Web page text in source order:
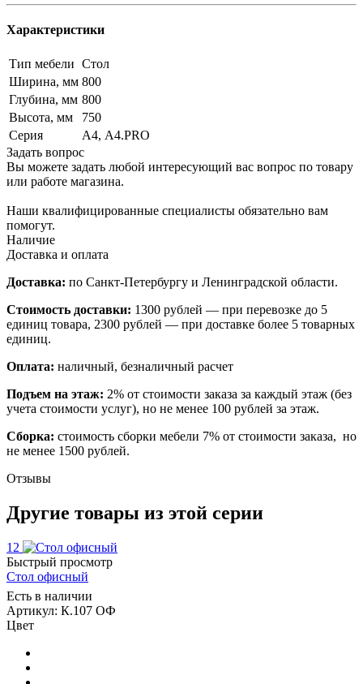
Характеристики
Тип мебели Стол
Ширина, мм 800
Глубина, мм 800
Высота, мм
750
Серия
А4, А4.PRO
Задать вопрос
Вы можете задать любой интересующий вас вопрос по товару
или работе магазина.
Наши квалифицированные специалисты обязательно вам
помогут.
Наличие
Доставка и оплата
Доставка: по Санкт-Петербургу и Ленинградской области.
Стоимость доставки: 1300 рублей — при перевозке до 5
единиц товара, 2300 рублей — при доставке более 5 товарных
единиц.
Оплата: наличный, безналичный расчет
Подъем на этаж: 2% от стоимости заказа за каждый этаж (без
учета стоимости услуг), но не менее 100 рублей за этаж.
Сборка: стоимость сборки мебели 7% от стоимости заказа, но
не менее 1500 рублей.
Отзывы
Другие товары из этой серии
12
Быстрый просмотр
Стол офисный
Есть в наличии
Артикул: К.107 ОФ
Цвет